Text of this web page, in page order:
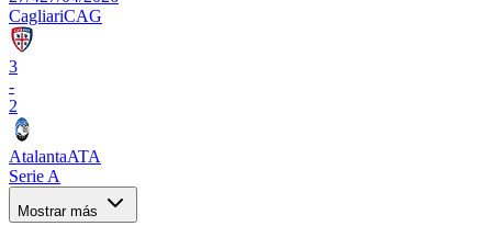
CagliariCAG
3
-
2
AtalantaATA
Serie A
Mostrar más